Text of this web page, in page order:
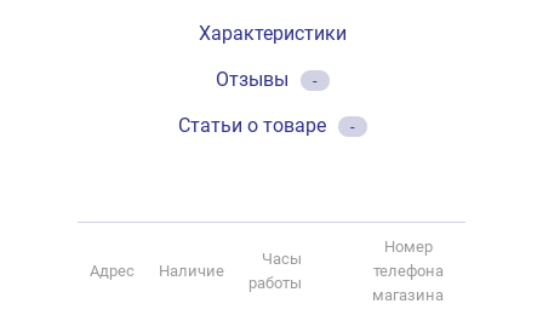
Характеристики
Отзывы
-
Статьи о товаре -
Адрес Наличие
Часы
работы
Номер
телефона
магазина